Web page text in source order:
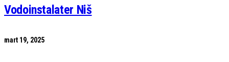
Vodoinstalater Niš
mart 19, 2025